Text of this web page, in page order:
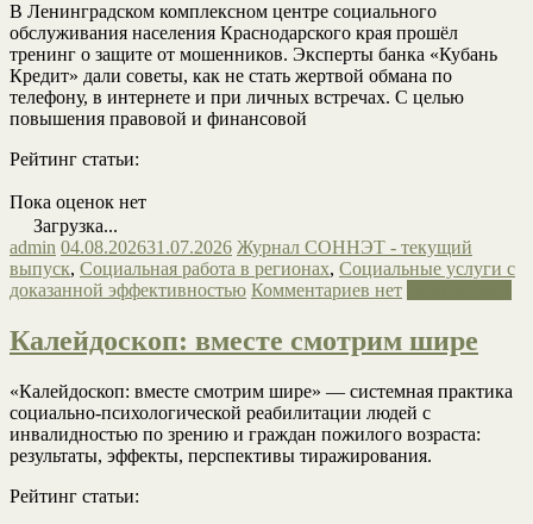
В Ленинградском комплексном центре социального
обслуживания населения Краснодарского края прошёл
тренинг о защите от мошенников. Эксперты банка «Кубань
Кредит» дали советы, как не стать жертвой обмана по
телефону, в интернете и при личных встречах. С целью
повышения правовой и финансовой
Рейтинг статьи:
Пока оценок нет
Загрузка...
admin 04.08.202631.07.2026 Журнал СОННЭТ - текущий
выпуск, Социальная работа в регионах, Социальные услуги с
доказанной эффективностью Комментариев нет
Калейдоскоп: вместе смотрим шире
«Калейдоскоп: вместе смотрим шире» — системная практика
социально-психологической реабилитации людей с
инвалидностью по зрению и граждан пожилого возраста:
результаты, эффекты, перспективы тиражирования.
Рейтинг статьи: